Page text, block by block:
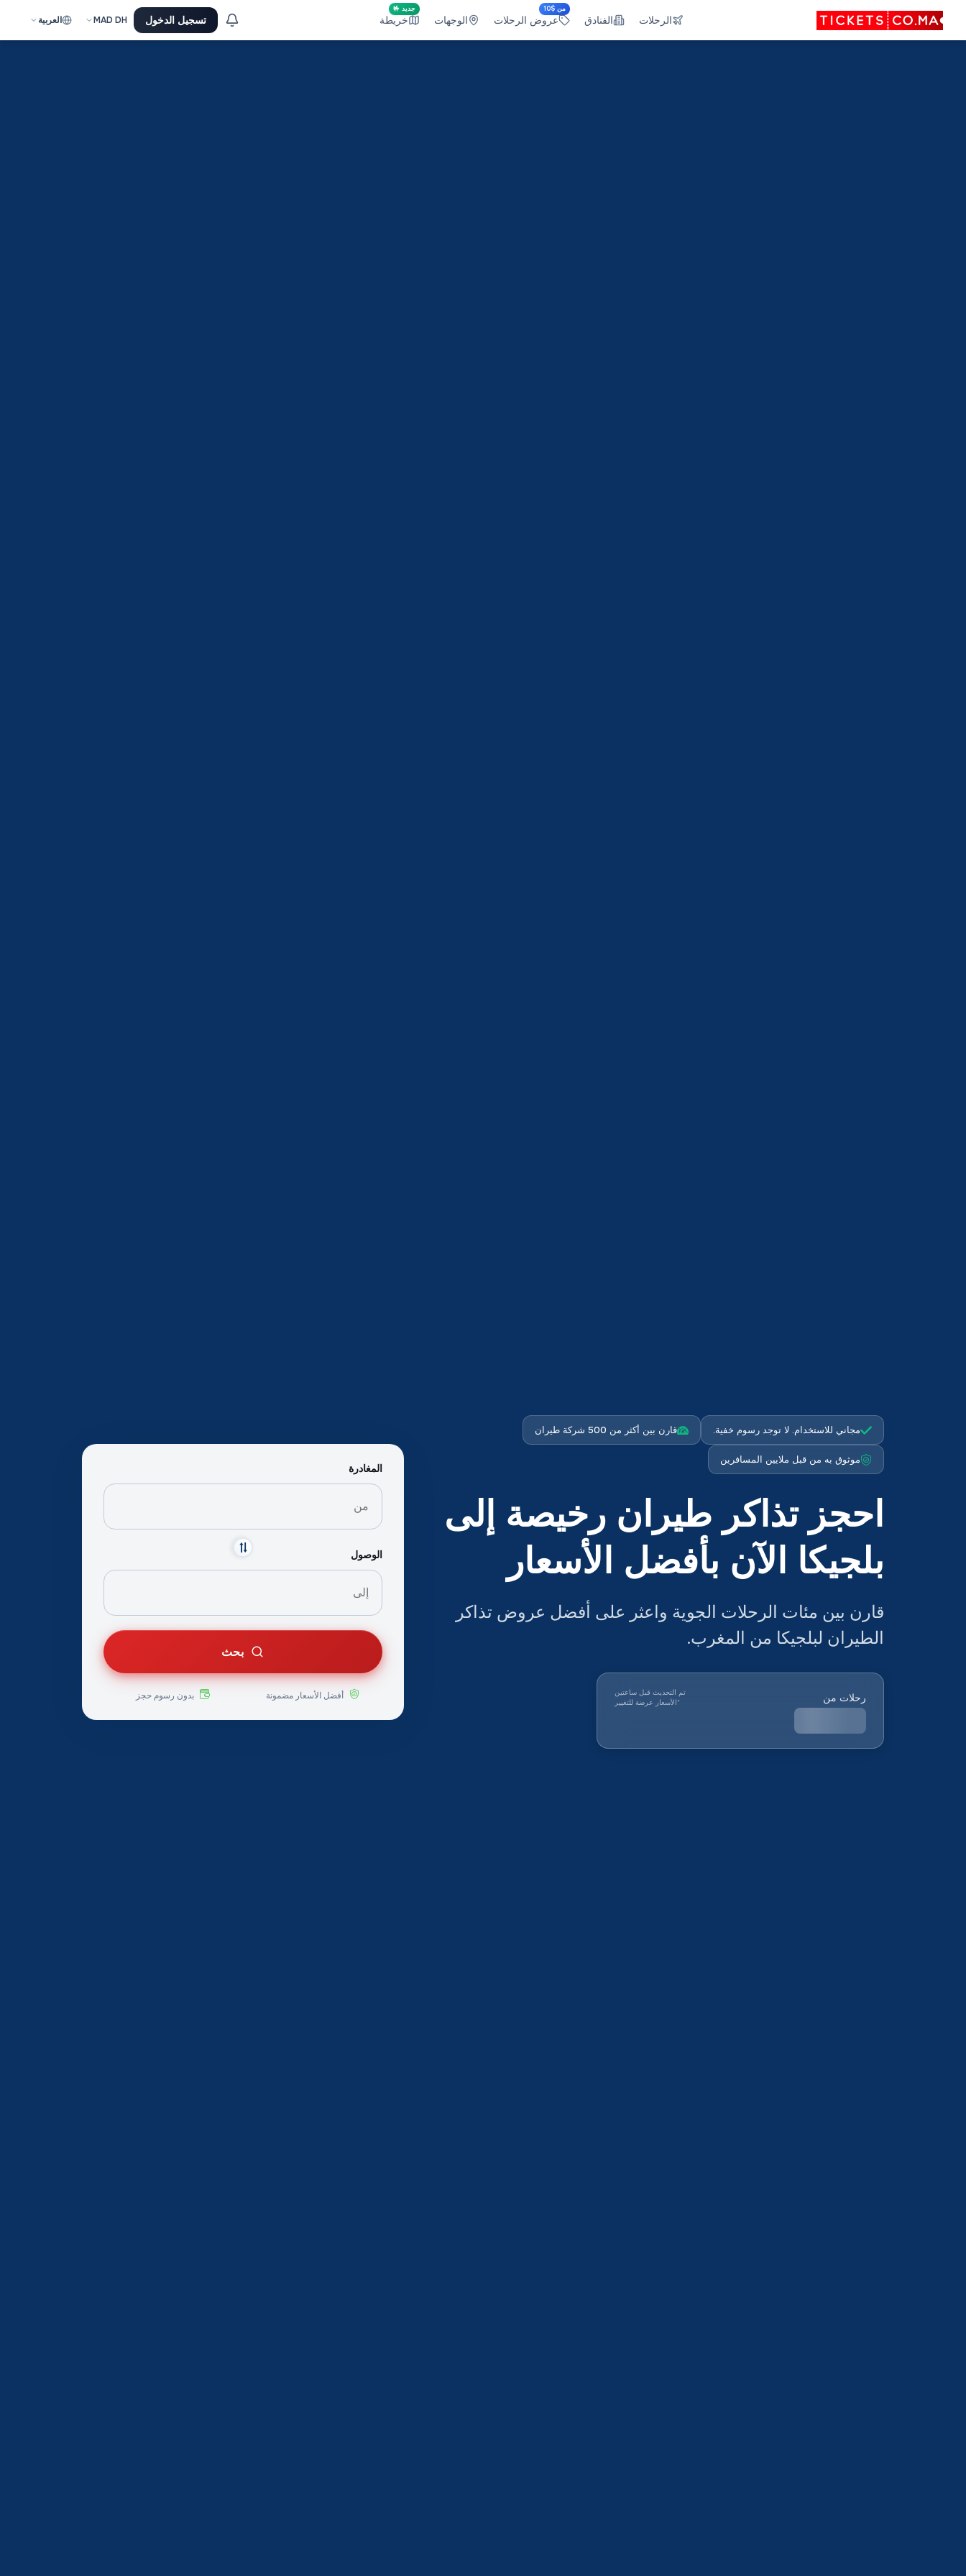
الرحلات الفنادق
من $10
عروض الرحلات الوجهات
جديد 🤟
خريطة تسجيل الدخول MAD DH العربية
مجاني للاستخدام. لا توجد رسوم خفية. قارن بين أكثر من 500 شركة طيران
موثوق به من قبل ملايين المسافرين
احجز تذاكر طيران رخيصة إلى
بلجيكا الآن بأفضل الأسعار
قارن بين مئات الرحلات الجوية واعثر على أفضل عروض تذاكر
الطيران لبلجيكا من المغرب.
رحلات من
تم التحديث قبل ساعتين
*الأسعار عرضة للتغيير
المغادرة
الوصول
بحث
أفضل الأسعار مضمونة بدون رسوم حجز